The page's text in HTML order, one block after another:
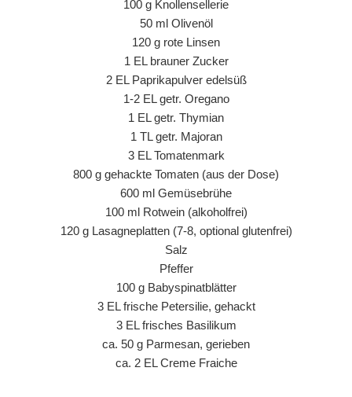
100 g Knollensellerie
50 ml Olivenöl
120 g rote Linsen
1 EL brauner Zucker
2 EL Paprikapulver edelsüß
1-2 EL getr. Oregano
1 EL getr. Thymian
1 TL getr. Majoran
3 EL Tomatenmark
800 g gehackte Tomaten (aus der Dose)
600 ml Gemüsebrühe
100 ml Rotwein (alkoholfrei)
120 g Lasagneplatten (7-8, optional glutenfrei)
Salz
Pfeffer
100 g Babyspinatblätter
3 EL frische Petersilie, gehackt
3 EL frisches Basilikum
ca. 50 g Parmesan, gerieben
ca. 2 EL Creme Fraiche